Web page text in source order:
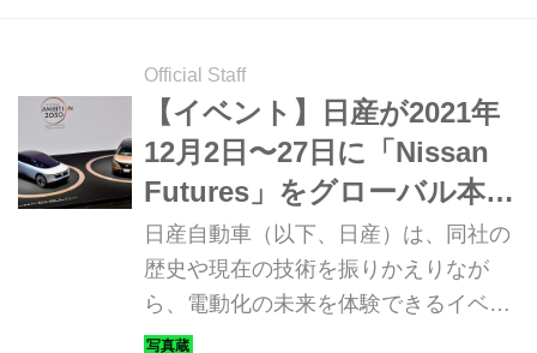
Official Staff
【イベント】日産が2021年
12月2日〜27日に「Nissan
Futures」をグローバル本社
で開催。オンラインでも楽
しめる！
日産自動車（以下、日産）は、同社の
歴史や現在の技術を振りかえりなが
ら、電動化の未来を体験できるイベン
ト「Nissan Futurues（ニッサン フュ